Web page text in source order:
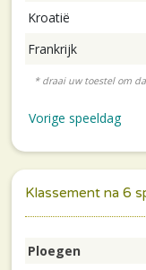
Kroatië
Frankrijk
Vorige speeldag
Klassement na 6
Ploegen